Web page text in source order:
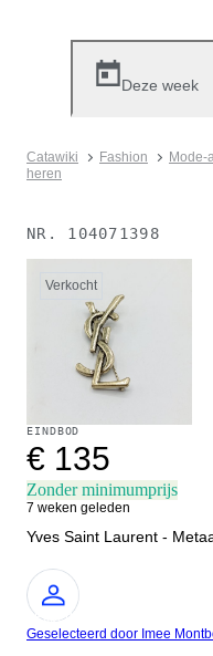
Deze week
Catawiki Fashion Mode-
heren
NR. 104071398
Verkocht
EINDBOD
€ 135
Zonder minimumprijs
7 weken geleden
Yves Saint Laurent -
Expert
Geselecteerd door Imee